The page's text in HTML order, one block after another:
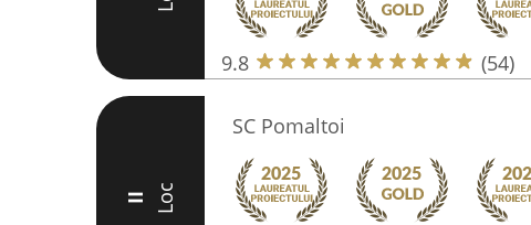
9.8 (54)
II Loc
SC Pomaltoi